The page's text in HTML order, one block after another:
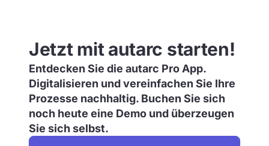
Jetzt mit autarc starten!
Entdecken Sie die autarc Pro App.
Digitalisieren und vereinfachen Sie Ihre
Prozesse nachhaltig. Buchen Sie sich
noch heute eine Demo und überzeugen
Sie sich selbst.